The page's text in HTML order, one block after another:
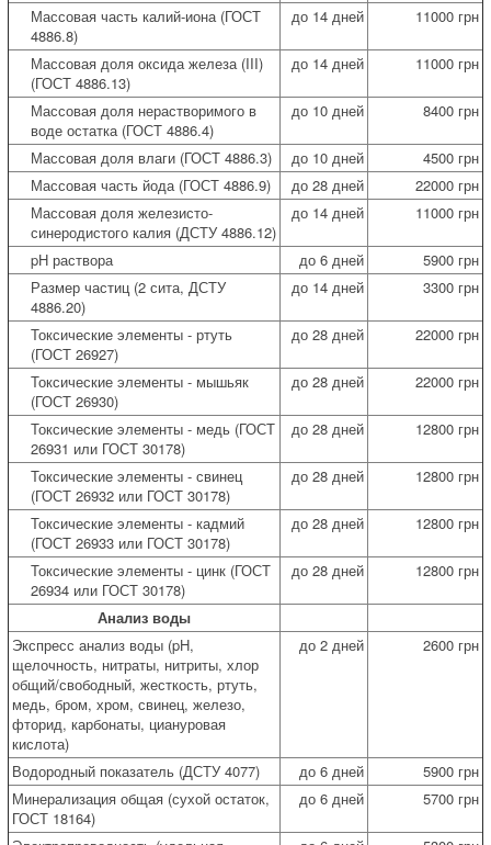
Массовая часть калий-иона (ГОСТ
4886.8)
до 14 дней 11000 грн
Массовая доля оксида железа (III)
(ГОСТ 4886.13)
до 14 дней 11000 грн
Массовая доля нерастворимого в
воде остатка (ГОСТ 4886.4)
до 10 дней 8400 грн
Массовая доля влаги (ГОСТ 4886.3) до 10 дней
4500 грн
Массовая часть йода (ГОСТ 4886.9)
до 28 дней
22000 грн
Массовая доля железисто-
синеродистого калия (ДСТУ 4886.12)
до 14 дней 11000 грн
pH раствора до 6 дней
5900 грн
Размер частиц (2 сита, ДСТУ
4886.20)
до 14 дней 3300 грн
Токсические элементы - ртуть
(ГОСТ 26927)
до 28 дней 22000 грн
Токсические элементы - мышьяк
(ГОСТ 26930)
до 28 дней 22000 грн
Токсические элементы - медь (ГОСТ
26931 или ГОСТ 30178)
до 28 дней 12800 грн
Токсические элементы - свинец
(ГОСТ 26932 или ГОСТ 30178)
до 28 дней 12800 грн
Токсические элементы - кадмий
(ГОСТ 26933 или ГОСТ 30178)
до 28 дней 12800 грн
Токсические элементы - цинк (ГОСТ
26934 или ГОСТ 30178)
до 28 дней 12800 грн
Анализ воды
Экспресс анализ воды (pH,
щелочность, нитраты, нитриты, хлор
общий/свободный, жесткость, ртуть,
медь, бром, хром, свинец, железо,
фторид, карбонаты, циануровая
кислота)
до 2 дней 2600 грн
Водородный показатель (ДСТУ 4077) до 6 дней
5900 грн
Минерализация общая (сухой остаток,
ГОСТ 18164)
до 6 дней 5700 грн